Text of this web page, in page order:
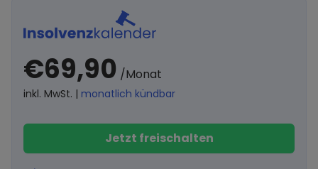
€69,90 /Monat
inkl. MwSt. | monatlich kündbar
Jetzt freischalten